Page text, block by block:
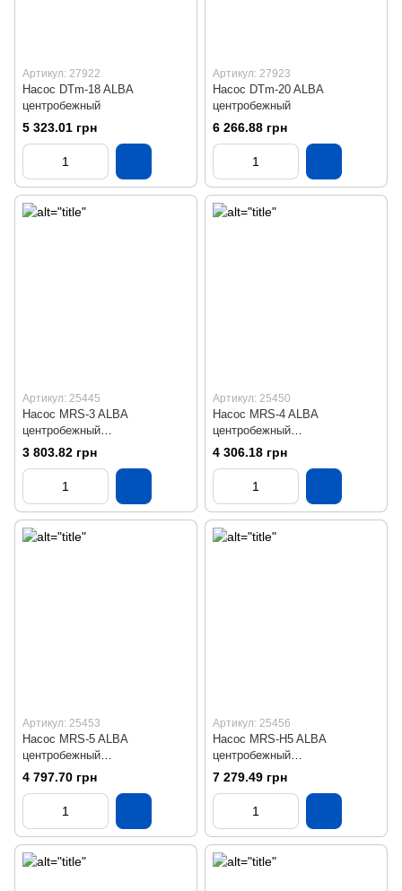
Артикул: 27922
Насос DTm-18 ALBA
центробежный
5 323.01 грн
Артикул: 27923
Насос DTm-20 ALBA
центробежный
6 266.88 грн
Артикул: 25445
Насос MRS-3 ALBA
центробежный
многоступенчатый
3 803.82 грн
Артикул: 25450
Насос MRS-4 ALBA
центробежный
многоступенчатый
4 306.18 грн
Артикул: 25453
Насос MRS-5 ALBA
центробежный
многоступенчатый
4 797.70 грн
Артикул: 25456
Насос MRS-H5 ALBA
центробежный
многоступенчатый
7 279.49 грн